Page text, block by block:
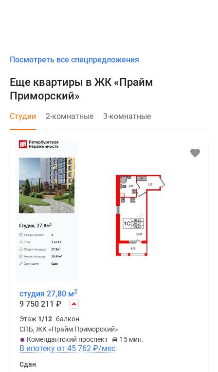
Посмотреть все спецпредложения
Еще квартиры в ЖК «Прайм
Приморский»
Студии 2-комнатные 3-комнатные
студия 27,80 м2
9 750 211 ₽
Этаж 1/12 балкон
СПБ, ЖК «Прайм Приморский»
Комендантский проспект
15 мин.
В ипотеку от 45 762 ₽/мес
Сдан